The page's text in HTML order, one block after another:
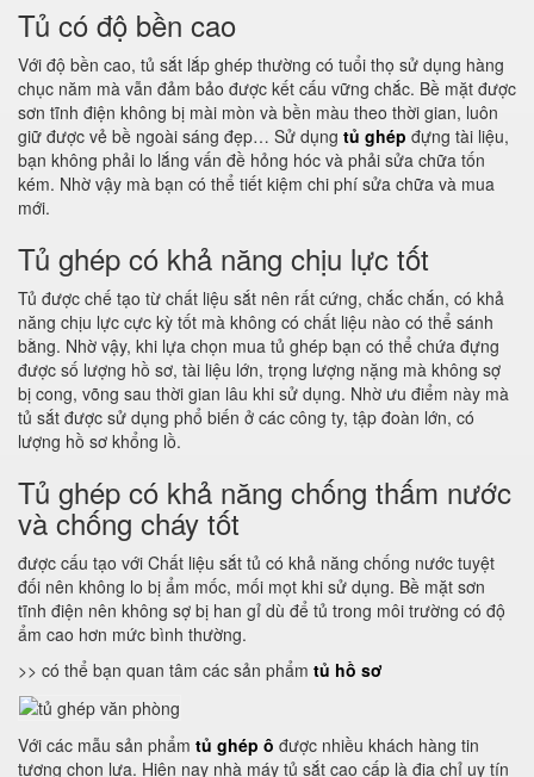
Tủ có độ bền cao
Với độ bền cao, tủ sắt lắp ghép thường có tuổi thọ sử dụng hàng
chục năm mà vẫn đảm bảo được kết cấu vững chắc. Bề mặt được
sơn tĩnh điện không bị mài mòn và bền màu theo thời gian, luôn
giữ được vẻ bề ngoài sáng đẹp… Sử dụng tủ ghép đựng tài liệu,
bạn không phải lo lắng vấn đề hỏng hóc và phải sửa chữa tốn
kém. Nhờ vậy mà bạn có thể tiết kiệm chi phí sửa chữa và mua
mới.
Tủ ghép có khả năng chịu lực tốt
Tủ được chế tạo từ chất liệu sắt nên rất cứng, chắc chắn, có khả
năng chịu lực cực kỳ tốt mà không có chất liệu nào có thể sánh
bằng. Nhờ vậy, khi lựa chọn mua tủ ghép bạn có thể chứa đựng
được số lượng hồ sơ, tài liệu lớn, trọng lượng nặng mà không sợ
bị cong, võng sau thời gian lâu khi sử dụng. Nhờ ưu điểm này mà
tủ sắt được sử dụng phổ biến ở các công ty, tập đoàn lớn, có
lượng hồ sơ khổng lồ.
Tủ ghép có khả năng chống thấm nước
và chống cháy tốt
được cấu tạo với Chất liệu sắt tủ có khả năng chống nước tuyệt
đối nên không lo bị ẩm mốc, mối mọt khi sử dụng. Bề mặt sơn
tĩnh điện nên không sợ bị han gỉ dù để tủ trong môi trường có độ
ẩm cao hơn mức bình thường.
>> có thể bạn quan tâm các sản phẩm tủ hồ sơ
Với các mẫu sản phẩm tủ ghép ô được nhiều khách hàng tin
tượng chọn lựa. Hiện nay nhà máy tủ sắt cao cấp là địa chỉ uy tín